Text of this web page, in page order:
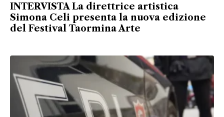
INTERVISTA La direttrice artistica
Simona Celi presenta la nuova edizione
del Festival Taormina Arte